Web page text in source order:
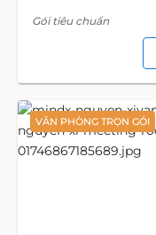
Gói tiêu chuẩn
VĂN PHÒNG TRỌN GÓI